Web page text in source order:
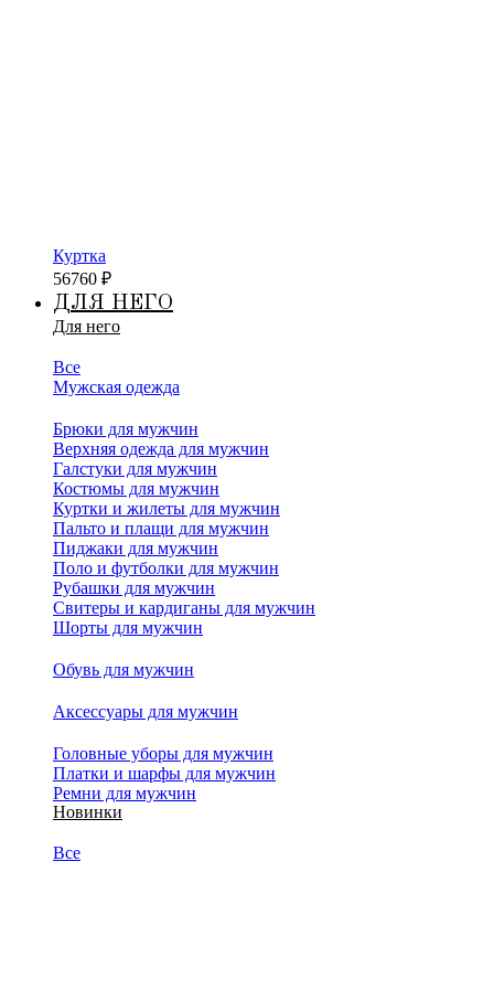
Куртка
56760 ₽
ДЛЯ НЕГО
Для него
Все
Мужская одежда
Брюки для мужчин
Верхняя одежда для мужчин
Галстуки для мужчин
Костюмы для мужчин
Куртки и жилеты для мужчин
Пальто и плащи для мужчин
Пиджаки для мужчин
Поло и футболки для мужчин
Рубашки для мужчин
Свитеры и кардиганы для мужчин
Шорты для мужчин
Обувь для мужчин
Аксессуары для мужчин
Головные уборы для мужчин
Платки и шарфы для мужчин
Ремни для мужчин
Новинки
Все